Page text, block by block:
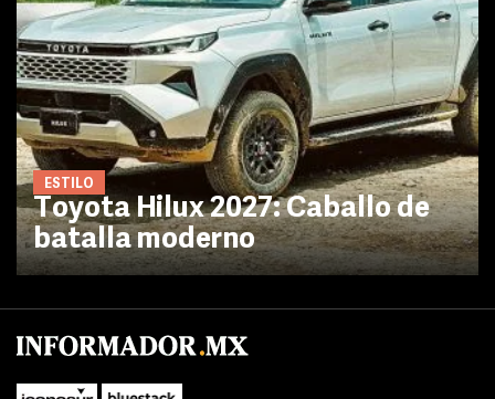
ESTILO
Toyota Hilux 2027: Caballo de
batalla moderno